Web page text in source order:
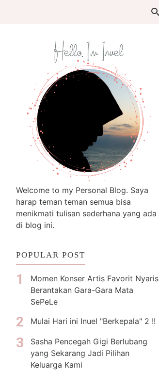
Welcome to my Personal Blog. Saya
harap teman teman semua bisa
menikmati tulisan sederhana yang ada
di blog ini.
POPULAR POST
Momen Konser Artis Favorit Nyaris
Berantakan Gara-Gara Mata
SePeLe
Mulai Hari ini Inuel "Berkepala" 2 !!
Sasha Pencegah Gigi Berlubang
yang Sekarang Jadi Pilihan
Keluarga Kami